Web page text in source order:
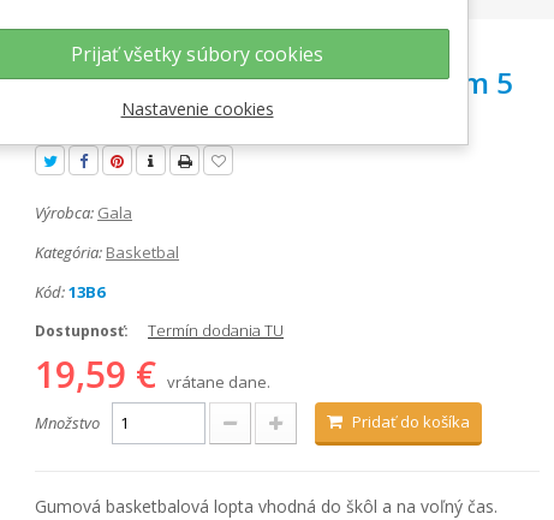
Lopta basketbalová Gala Harlem 5
gumová farebná
Výrobca: Gala
Kategória: Basketbal
Kód:13B6
Dostupnosť: Termín dodania TU
19,59 € vrátane dane.
Množstvo
Pridať do košíka
Gumová basketbalová lopta vhodná do škôl a na voľný čas.
Prijať všetky súbory cookies
Nastavenie cookies